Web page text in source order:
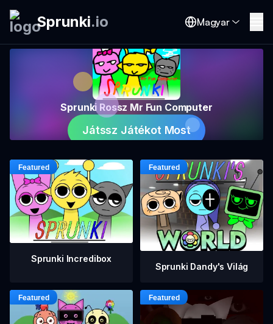
Sprunki.io Magyar
Sprunki Rossz Mr Fun Computer
Játssz Játékot Most
Sprunki Incredibox
Sprunki Dandy's Világ